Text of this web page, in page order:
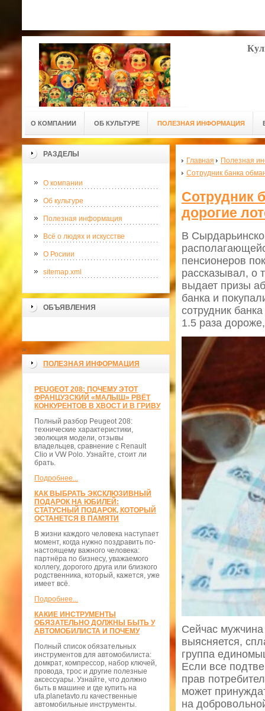
О КОМПАНИИ ОБ КУЛЬТУРЕ ПОЛЕЗНАЯ ИНФОРМАЦИЯ
РАЗДЕЛЫ
О компании
Об культуре
Полезная информация
Всё о людях и искусстве
О Росиии
sitemap.xml
ОБЪЯВЛЕНИЯ
>
ПОЛЕЗНАЯ ИНФОРМАЦИЯ
PEUGEOT 208: ПОЧЕМУ ЭТОТ
ФРАНЦУЗСКИЙ «МАЛЫШ» РВЁТ
КОНКУРЕНТОВ В ХВОСТ И В ГРИВУ
Полный разбор Peugeot 208:
технические характеристики,
эволюция модели, отзывы
владельцев, сравнение с Renault
Clio и VW Polo. Узнайте, стоит ли
брать.
Подробнее...
КАК ВЫБРАТЬ ЭКСКЛЮЗИВНЫЙ
ПОДАРОК НА ЮБИЛЕЙ:
СТАТУСНЫЙ ПОДАРОК, КОТОРЫЙ
ОСТАНЕТСЯ В ПАМЯТИ
В жизни каждого человека наступает
момент, когда нужно поздравить по-
настоящему важного человека:
партнёра по бизнесу, уважаемого
коллегу, дорогого друга или близкого
родственника, который, кажется, уже
имеет всё.
Подробнее...
КАКИЕ ИНСТРУМЕНТЫ
ОБЯЗАТЕЛЬНО ДОЛЖНЫ БЫТЬ У
АВТОМОБИЛИСТА И ПОЧЕМУ
Полный список обязательных
инструментов для автомобилиста:
домкрат, компрессор, набор ключей,
провода, трос и другие полезные
аксессуары. Узнайте, что должно
быть в машине и где купить на
ufa.planetavto.ru качественные
автомобильные инструменты.
Главная
Полезная
Сотрудник банка
Сотрудник
дорогие
В
пенсионеров
рассказывал, о
выдает призы
банка и
сотрудник
1.5 раза
Сейчас
выясняется,
группа
Если все
прав
может
на